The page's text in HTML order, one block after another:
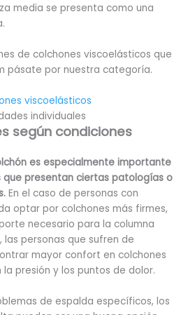
media se presenta como una
de colchones viscoelásticos que
pásate por nuestra categoría.
viscoelásticos
individuales
según condiciones
es especialmente importante
que presentan ciertas patologías o
En el caso de personas con
optar por colchones más firmes,
necesario para la columna
personas que sufren de
mayor confort en colchones
la presión y los puntos de dolor.
de espalda específicos, los